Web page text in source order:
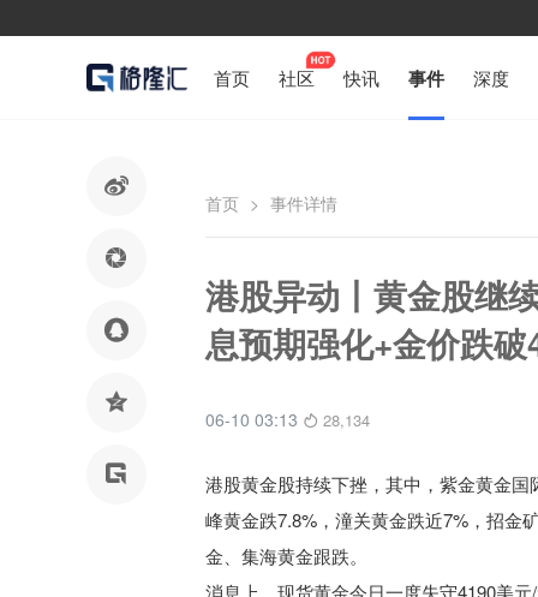
首页 社区 快讯 事件 深度





首页 > 事件详情
港股异动丨黄金股继
息预期强化+金价跌
06-10 03:13 28,134
港股黄金股持续下挫，其中，紫金黄金
峰黄金跌7.8%，潼关黄金跌近7%，招金
金、集海黄金跟跌。
消息上，现货黄金今日一度失守4190美